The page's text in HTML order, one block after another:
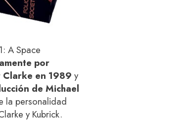
A Space
por
en 1989 y
de Michael
la personalidad
y Kubrick.